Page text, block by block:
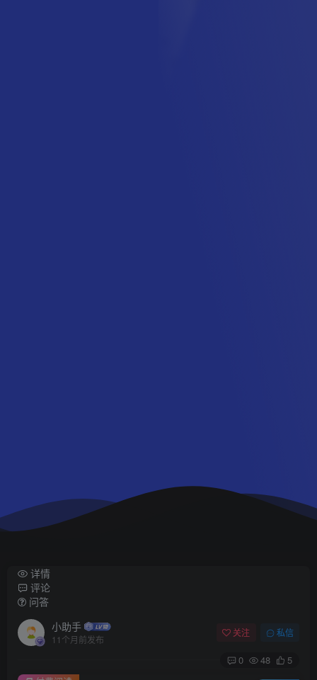
详情
评论
问答
小助手
11个月前发布
关注 私信
0 48
5